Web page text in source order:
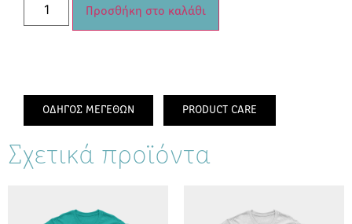
Προσθήκη στο καλάθι
ΟΔΗΓΟΣ ΜΕΓΕΘΩΝ PRODUCT CARE
Σχετικά προϊόντα